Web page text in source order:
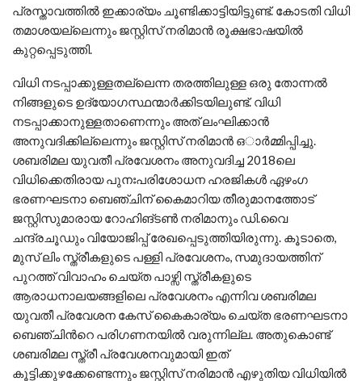
പ്രസ്താവത്തിൽ ഇക്കാര്യം ചൂണ്ടിക്കാട്ടിയിട്ടുണ്ട്. കോടതി വിധി
തമാശയല്ലെന്നും ജസ്റ്റിസ് നരിമാൻ രൂക്ഷഭാഷയിൽ
കുറ്റപ്പെടുത്തി.
വിധി നടപ്പാക്കുള്ളതല്ലെന്ന തരത്തിലുള്ള ഒരു തോന്നൽ
നിങ്ങളുടെ ഉദ്യോഗസ്ഥന്മാർക്കിടയിലുണ്ട്. വിധി
നടപ്പാക്കാനുള്ളതാണെന്നും അത് ലംഘിക്കാൻ
അനുവദിക്കില്ലെന്നും ജസ്റ്റിസ് നരിമാൻ ഒാർമ്മിപ്പിച്ചു.
ശബരിമല യുവതീ പ്രവേശനം അനുവദിച്ച 2018ലെ
വിധിക്കെതിരായ പുനഃപരിശോധന ഹരജികൾ ഏഴംഗ
ഭരണഘടനാ ബെഞ്ചിന് കൈമാറിയ തീരുമാനത്തോട്
ജസ്റ്റിസുമാരായ റോഹിങ്ടൺ നരിമാനും ഡി.വൈ
ചന്ദ്രചൂഡും വിയോജിപ്പ് രേഖപ്പെടുത്തിയിരുന്നു. കൂടാതെ,
മുസ് ലിം സ്ത്രീകളുടെ പള്ളി പ്രവേശനം, സമുദായത്തിന്
പുറത്ത് വിവാഹം ചെയ്ത പാഴ്സി സ്ത്രീകളുടെ
ആരാധനാലയങ്ങളിലെ പ്രവേശനം എന്നിവ ശബരിമല
യുവതീ പ്രവേശന കേസ് കൈകാര്യം ചെയ്ത ഭരണഘടനാ
ബെഞ്ചിന്‍റെ പരിഗണനയിൽ വരുന്നില്ല. അതുകൊണ്ട്
ശബരിമല സ്ത്രീ പ്രവേശനവുമായി ഇത്
കൂട്ടിക്കുഴക്കേണ്ടെന്നും ജസ്റ്റിസ് നരിമാൻ എഴുതിയ വിധിയിൽ